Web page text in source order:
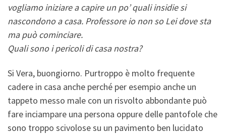
vogliamo iniziare a capire un po’ quali insidie si
nascondono a casa. Professore io non so Lei dove sta
ma può cominciare.
Quali sono i pericoli di casa nostra?
Si Vera, buongiorno. Purtroppo è molto frequente
cadere in casa anche perché per esempio anche un
tappeto messo male con un risvolto abbondante può
fare inciampare una persona oppure delle pantofole che
sono troppo scivolose su un pavimento ben lucidato